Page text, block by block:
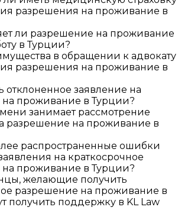
разрешения на проживание в
ли разрешение на проживание
в Турции?
в обращении к адвокату
разрешения на проживание в
отклоненное заявление на
проживание в Турции?
занимает рассмотрение
разрешение на проживание в
распространенные ошибки
на краткосрочное
проживание в Турции?
желающие получить
разрешение на проживание в
получить поддержку в KL Law